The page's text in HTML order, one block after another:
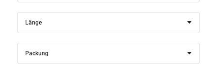
Länge
Packung